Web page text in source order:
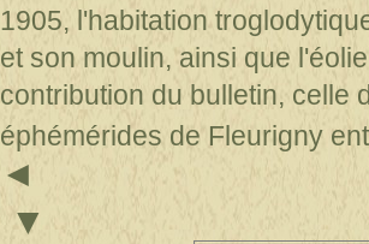
1905, l'habitation
et son moulin, ainsi que
contribution du bulletin, celle
éphémérides de Fleurigny
◄
▼